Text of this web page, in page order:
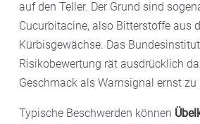
auf den Teller. Der Grund sind
Cucurbitacine, also Bitterstoffe aus
Kürbisgewächse. Das
Risikobewertung rät ausdrücklich
Geschmack als Warnsignal ernst zu
Typische Beschwerden können